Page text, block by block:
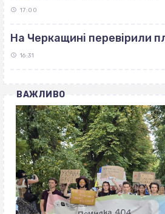
17:00
На Черкащині перевірили
16:31
ВАЖЛИВО